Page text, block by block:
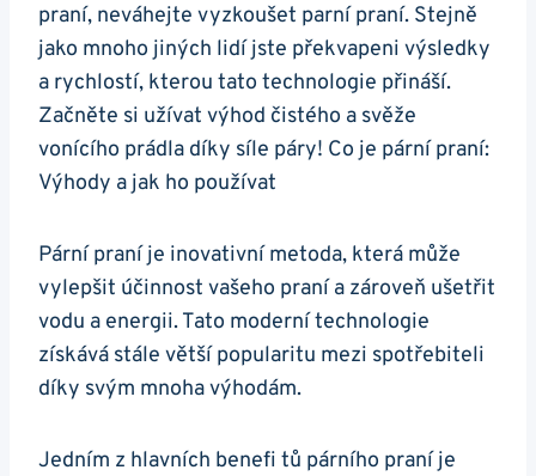
praní, neváhejte vyzkoušet parní praní. Stejně
jako mnoho ‍jiných lidí jste překvapeni výsledky
a rychlostí, kterou tato technologie přináší.
Začněte⁤ si⁤ užívat výhod čistého a svěže
vonícího prádla díky síle páry! ‌Co je pární praní:
Výhody​ a jak ho používat
Pární praní je inovativní ⁤metoda, která může
‌vylepšit účinnost vašeho praní a zároveň ušetřit
vodu a energii. Tato ⁤moderní technologie
získává stále větší popularitu mezi spotřebiteli
díky svým mnoha výhodám.
Jedním z hlavních benefi tů⁢ párního praní je